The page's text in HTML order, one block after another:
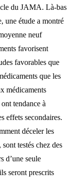
du JAMA. Là-bas
une étude a montré
neuf
favorisent
favorables que
que les
médicaments
tendance à
effets secondaires.
déceler les
testés chez des
d’une seule
seront prescrits